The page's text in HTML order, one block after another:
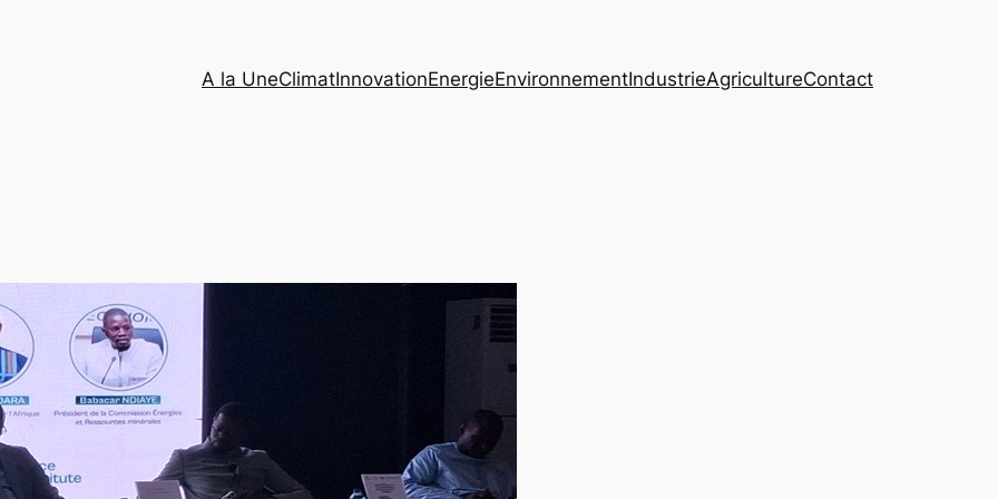
A la UneClimatInnovationEnergieEnvironnementIndustrieAgricultureContact